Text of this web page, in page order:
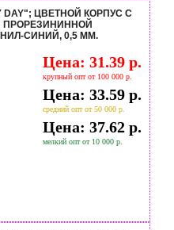
DAY"; ЦВЕТНОЙ КОРПУС С
ПРОРЕЗИНИННОЙ
СИНИЙ, 0,5 MM.
Цена: 31.39 р.
крупный опт от 100 000 р.
Цена: 33.59 р.
средний опт от 50 000 р.
Цена: 37.62 р.
мелкий опт от 10 000 р.